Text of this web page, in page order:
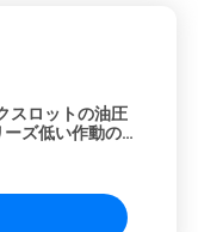
スロットの油圧
ズ低い作動の